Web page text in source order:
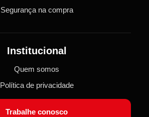
Segurança na compra
Institucional
Quem somos
Política de privacidade
Trabalhe conosco